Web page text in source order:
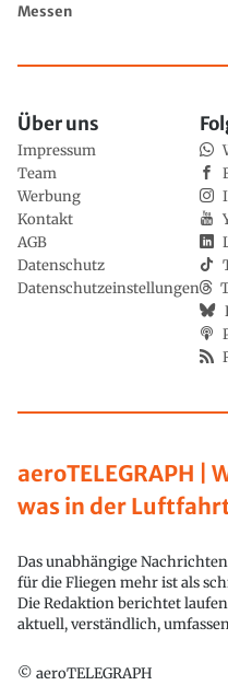
Messen
aeroTELEGRAPH |
was in der
Das unabhängige
für die Fliegen mehr ist als
Die Redaktion berichtet
aktuell, verständlich,
© aeroTELEGRAPH
Über uns
Impressum
Team
Werbung
Kontakt
AGB
Datenschutz
Datenschutzeinstellungen